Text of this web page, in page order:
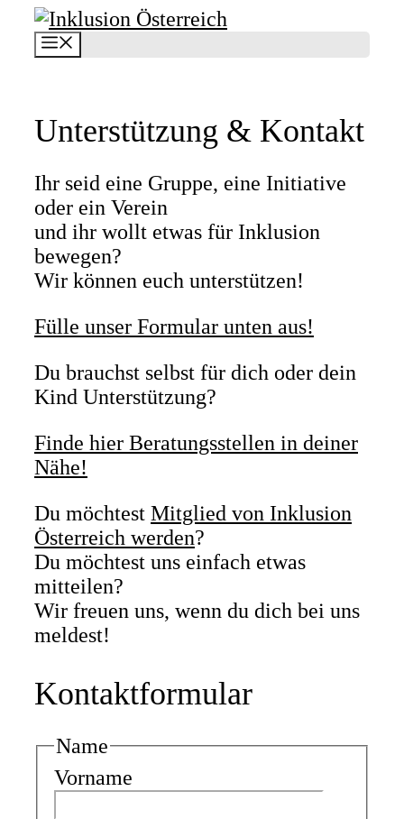
Zum
Inhalt
Unterstützung & Kontakt
Ihr seid eine Gruppe, eine Initiative
oder ein Verein
und ihr wollt etwas für Inklusion
bewegen?
Wir können euch unterstützen!
Fülle unser Formular unten aus!
Du brauchst selbst für dich oder dein
Kind Unterstützung?
Finde hier Beratungsstellen in deiner
Nähe!
Du möchtest Mitglied von Inklusion
Österreich werden?
Du möchtest uns einfach etwas
mitteilen?
Wir freuen uns, wenn du dich bei uns
meldest!
Kontaktformular
Name
Vorname